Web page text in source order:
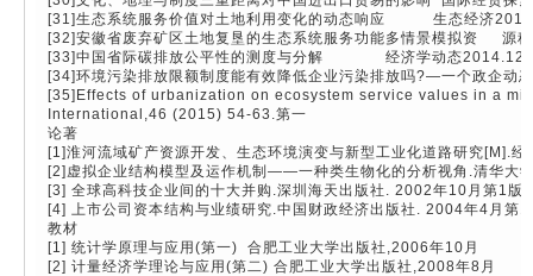
[31]生态系统服务价值对土地利用变化的动态响应 生态经济
[32]安徽省废弃矿区土地复垦的生态系统服务功能多情景模拟资 源
[33]中国省际碳排放公平性的测度与分解 经济学动态
[34]环境污染排放限额制度能有效降低企业污染排放吗?—一个政企动
[35]Effects of urbanization on ecosystem service values in a
International,46 (2015) 54-63.第一
论著
[1]淮河流域矿产资源开发、生态环境演变与新型工业化道路研究[M].
[2]虚拟企业结构模型及运作机制——一种类生物化的分析视角.清华大
[3] 全球高科技企业间的十大并购.深圳海天出版社. 2002年10月第1版
[4] 上市公司资本结构与业绩研究.中国财政经济出版社. 2004年4月第1
教材
[1] 统计学原理与应用(第一) 合肥工业大学出版社,2006年10月
[2] 计量经济学理论与应用(第二) 合肥工业大学出版社,2008年8月